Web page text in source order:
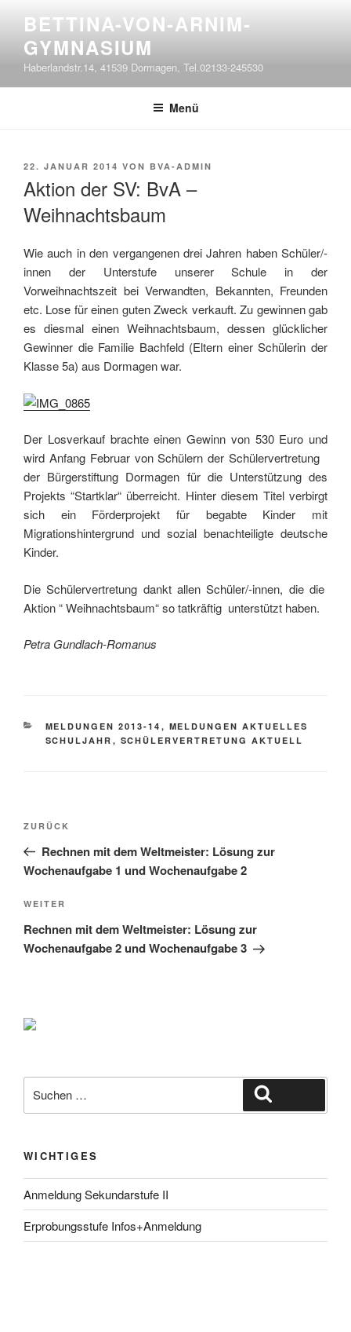
springen
BETTINA-VON-ARNIM-
GYMNASIUM
Haberlandstr.14, 41539 Dormagen, Tel.02133-245530
Menü
VERÖFFENTLICHT
22. JANUAR 2014 VON BVA-ADMIN
Aktion der SV: BvA –
Weihnachtsbaum
Wie auch in den vergangenen drei Jahren haben Schüler/-
innen der Unterstufe unserer Schule in der
Vorweihnachtszeit bei Verwandten, Bekannten, Freunden
etc. Lose für einen guten Zweck verkauft. Zu gewinnen gab
es diesmal einen Weihnachtsbaum, dessen glücklicher
Gewinner die Familie Bachfeld (Eltern einer Schülerin der
Klasse 5a) aus Dormagen war.
Der Losverkauf brachte einen Gewinn von 530 Euro und
wird Anfang Februar von Schülern der Schülervertretung
der Bürgerstiftung Dormagen für die Unterstützung des
Projekts “Startklar“ überreicht. Hinter diesem Titel verbirgt
sich ein Förderprojekt für begabte Kinder mit
Migrationshintergrund und sozial benachteiligte deutsche
Kinder.
Die Schülervertretung dankt allen Schüler/-innen, die die
Aktion “ Weihnachtsbaum“ so tatkräftig unterstützt haben.
Petra Gundlach-Romanus
KATEGORIEN
MELDUNGEN 2013-14 , MELDUNGEN AKTUELLES
SCHULJAHR , SCHÜLERVERTRETUNG AKTUELL
Beitragsnavigation
Vorheriger
Beitrag
ZURÜCK
Rechnen mit dem Weltmeister: Lösung zur
Wochenaufgabe 1 und Wochenaufgabe 2
Nächster
Beitrag
WEITER
Rechnen mit dem Weltmeister: Lösung zur
Wochenaufgabe 2 und Wochenaufgabe 3
nach:
WICHTIGES
Anmeldung Sekundarstufe II
Erprobungsstufe Infos+Anmeldung